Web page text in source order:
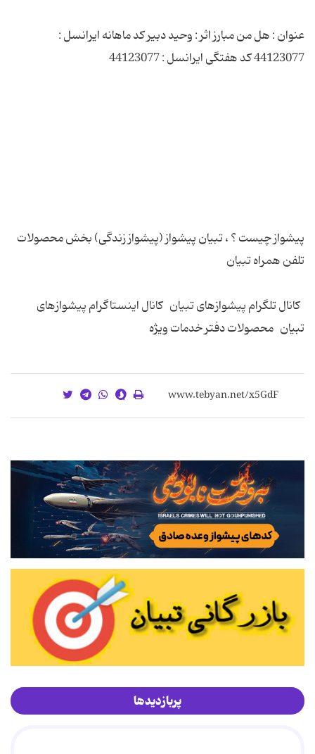
عنوان : هل من مبارز اثر : وحید دبیر کد ماهانه ایرانسل :
پیشواز چیست ؟ ، تبیان پیشواز (پیشواز زندگی) بخش محصولات
کانال تلگرام پیشوازهای تبیان کانال اینستاگرام پیشوازهای
تبیان محصولات دفتر خدمات ویژه
پربازدیدها